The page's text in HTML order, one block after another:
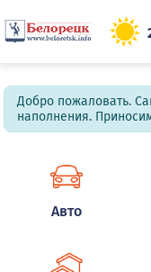
Добро пожаловать.
наполнения.
Авто